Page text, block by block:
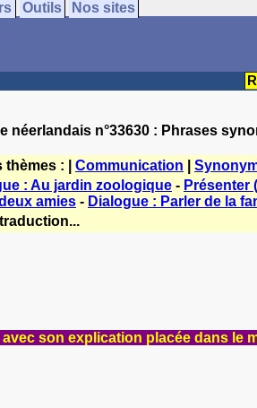
Outils Nos sites
néerlandais n°33630 : Phrases
: | Communication
: Au jardin zoologique - Présenter
amies - Dialogue : Parler de la
son explication placée dans le